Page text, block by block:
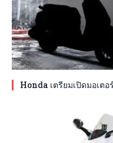
Honda เตรียมเปิดมอเต